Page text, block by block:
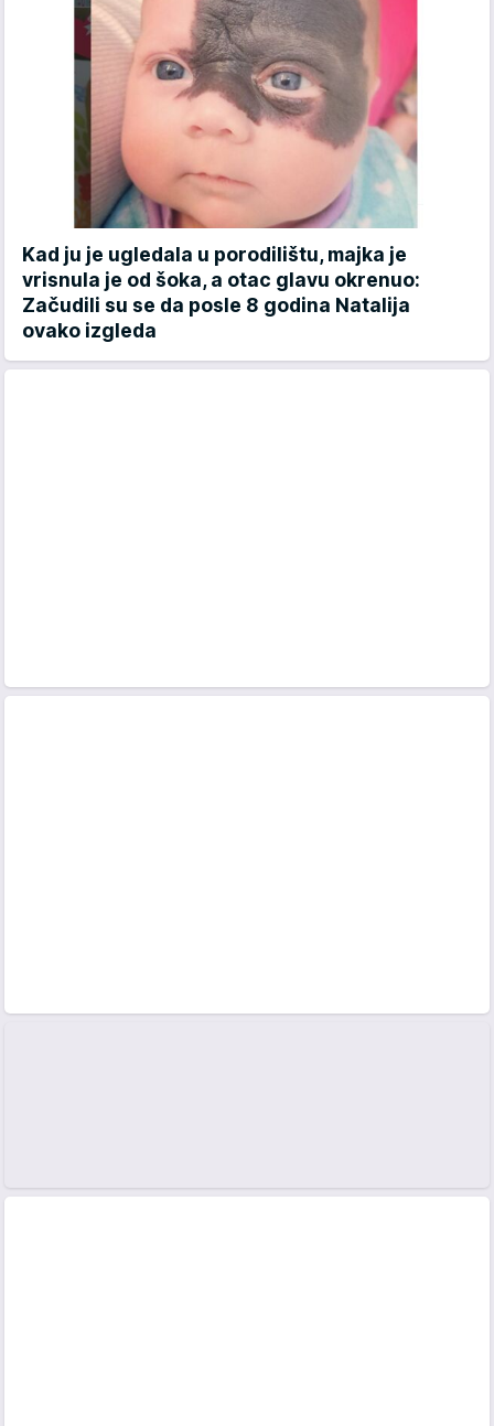
Kad ju je ugledala u porodilištu, majka je
vrisnula je od šoka, a otac glavu okrenuo:
Začudili su se da posle 8 godina Natalija
ovako izgleda